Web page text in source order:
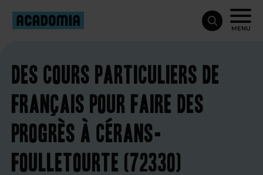
MENU
Des cours particuliers de
français pour faire des
progrès à Cérans-
Foulletourte (72330)